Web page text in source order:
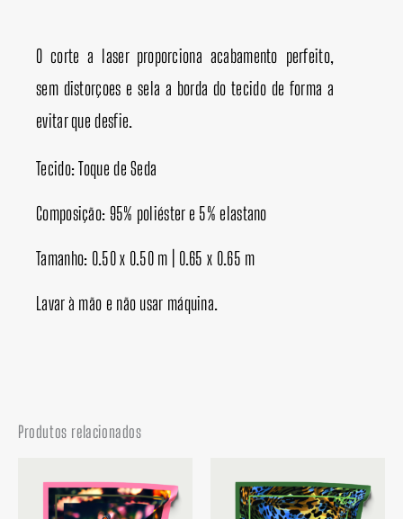
O corte a laser proporciona acabamento perfeito,
sem distorçoes e sela a borda do tecido de forma a
evitar que desfie.
Tecido: Toque de Seda
Composição: 95% poliéster e 5% elastano
Tamanho: 0.50 x 0.50 m | 0.65 x 0.65 m
Lavar à mão e não usar máquina.
Produtos relacionados
de
preço:
de
preço: